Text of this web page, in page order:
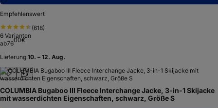
Empfehlenswert
(618)
6 Varianten
ab7600€
Lieferung 10. – 12. Aug.
COLUMBIA Bugaboo III Fleece Interchange Jacke, 3-in-1 Skijacke
mit wasserdichten Eigenschaften, schwarz, Größe S